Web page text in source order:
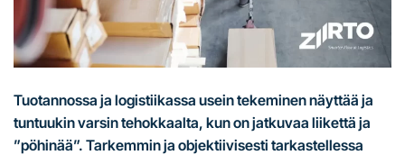
Tuotannossa ja logistiikassa usein tekeminen näyttää ja
tuntuukin varsin tehokkaalta, kun on jatkuvaa liikettä ja
”pöhinää”. Tarkemmin ja objektiivisesti tarkastellessa